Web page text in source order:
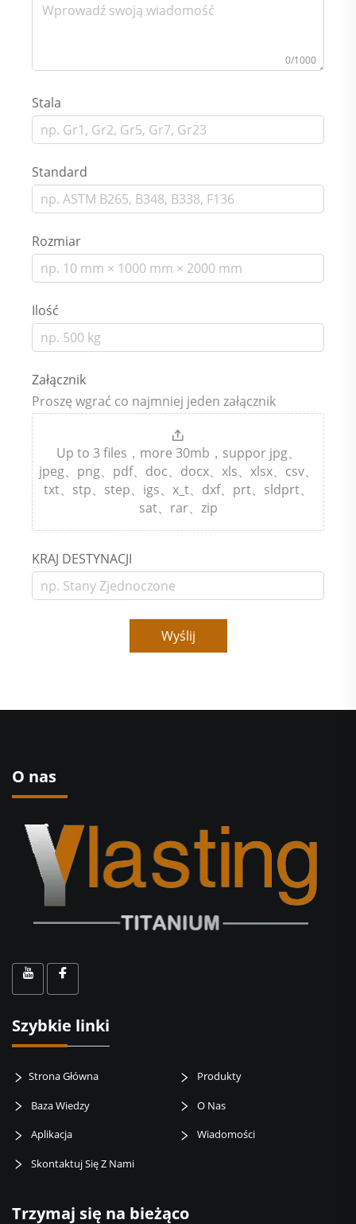
0/1000
Stala
Standard
Rozmiar
Ilość
Załącznik
Proszę wgrać co najmniej jeden załącznik
Up to 3 files，more 30mb，suppor jpg、
jpeg、png、pdf、doc、docx、xls、xlsx、csv、
txt、stp、step、igs、x_t、dxf、prt、sldprt、
sat、rar、zip
KRAJ DESTYNACJI
Wyślij
O nas
Szybkie linki
Strona Główna Produkty
Baza Wiedzy O Nas
Aplikacja Wiadomości
Skontaktuj Się Z Nami
Trzymaj się na bieżąco